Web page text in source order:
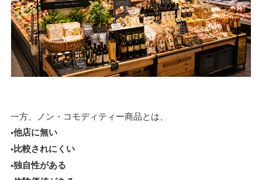
一方、ノン・コモディティー商品とは、
•他店に無い
•比較されにくい
•独自性がある